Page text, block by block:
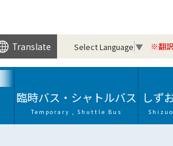
Translate Select Language ▼ ※翻
臨時バス・シャトルバス
Temporary , Shuttle Bus
しず